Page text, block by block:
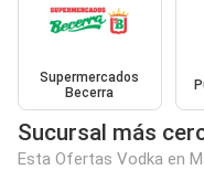
Supermercados
Becerra
Sucursal más
Esta Ofertas Vodka en